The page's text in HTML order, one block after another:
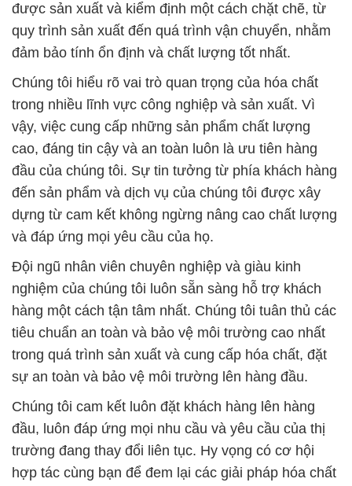
được sản xuất và kiểm định một cách chặt chẽ, từ
quy trình sản xuất đến quá trình vận chuyển, nhằm
đảm bảo tính ổn định và chất lượng tốt nhất.
Chúng tôi hiểu rõ vai trò quan trọng của hóa chất
trong nhiều lĩnh vực công nghiệp và sản xuất. Vì
vậy, việc cung cấp những sản phẩm chất lượng
cao, đáng tin cậy và an toàn luôn là ưu tiên hàng
đầu của chúng tôi. Sự tin tưởng từ phía khách hàng
đến sản phẩm và dịch vụ của chúng tôi được xây
dựng từ cam kết không ngừng nâng cao chất lượng
và đáp ứng mọi yêu cầu của họ.
Đội ngũ nhân viên chuyên nghiệp và giàu kinh
nghiệm của chúng tôi luôn sẵn sàng hỗ trợ khách
hàng một cách tận tâm nhất. Chúng tôi tuân thủ các
tiêu chuẩn an toàn và bảo vệ môi trường cao nhất
trong quá trình sản xuất và cung cấp hóa chất, đặt
sự an toàn và bảo vệ môi trường lên hàng đầu.
Chúng tôi cam kết luôn đặt khách hàng lên hàng
đầu, luôn đáp ứng mọi nhu cầu và yêu cầu của thị
trường đang thay đổi liên tục. Hy vọng có cơ hội
hợp tác cùng bạn để đem lại các giải pháp hóa chất